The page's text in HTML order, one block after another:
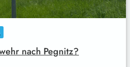
nach Pegnitz?